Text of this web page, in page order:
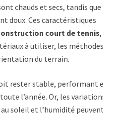
chauds et secs, tandis que
doux. Ces caractéristiques
court de tennis,
à utiliser, les méthodes
du terrain.
rester stable, performant et
l’année. Or, les variations
soleil et l’humidité peuvent